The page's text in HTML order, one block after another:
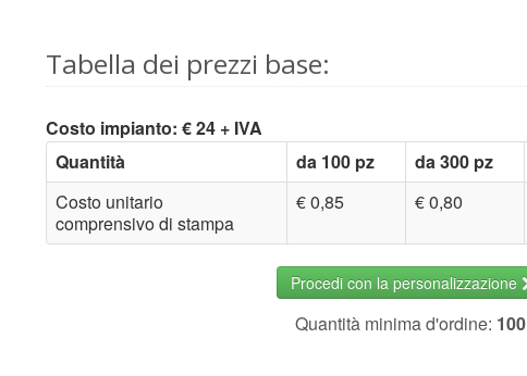
Tabella dei prezzi base:
Costo impianto: € 24 + IVA
Quantità
da 100 pz da 300 pz
Costo unitario
comprensivo di stampa
€ 0,85 € 0,80
Procedi con la personalizzazione
Quantità minima d'ordine: 100